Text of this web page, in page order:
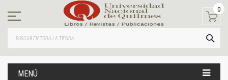
contenido
0
MENÚ